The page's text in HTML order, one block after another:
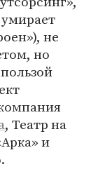
не
но
, Театр на
и